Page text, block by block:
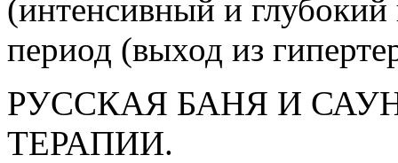
(интенсивный и
период (выход из
РУССКАЯ БАНЯ И
ТЕРАПИИ.